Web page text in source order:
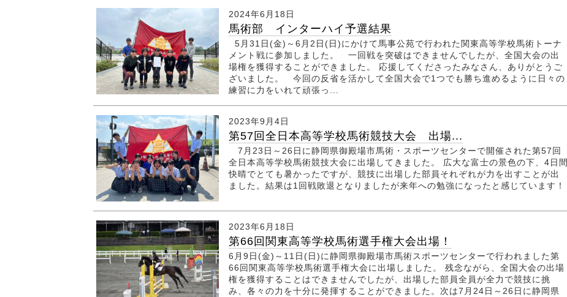
2024年6月18日
馬術部 インターハイ予選結果
5月31日(金)～6月2日(日)にかけて馬事公苑で行われた関東高等学校馬術トーナ
メント戦に参加しました。 一回戦を突破はできませんでしたが、全国大会の出
場権を獲得することができました。 応援してくださったみなさん、ありがとうご
ざいました。 今回の反省を活かして全国大会で1つでも勝ち進めるように日々の
練習に力をいれて頑張っ...
2023年9月4日
第57回全日本高等学校馬術競技大会 出場...
7月23日～26日に静岡県御殿場市馬術・スポーツセンターで開催された第57回
全日本高等学校馬術競技大会に出場してきました。 広大な富士の景色の下、4日間
快晴でとても暑かったですが、競技に出場した部員それぞれが力を出すことが出
ました。結果は1回戦敗退となりましたが来年への勉強になったと感じています！
2023年6月18日
第66回関東高等学校馬術選手権大会出場！
6月9日(金)～11日(日)に静岡県御殿場市馬術スポーツセンターで行われました第
66回関東高等学校馬術選手権大会に出場しました。 残念ながら、全国大会の出場
権を獲得することはできませんでしたが、出場した部員全員が全力で競技に挑
み、各々の力を十分に発揮することができました。次は7月24日～26日に静岡県